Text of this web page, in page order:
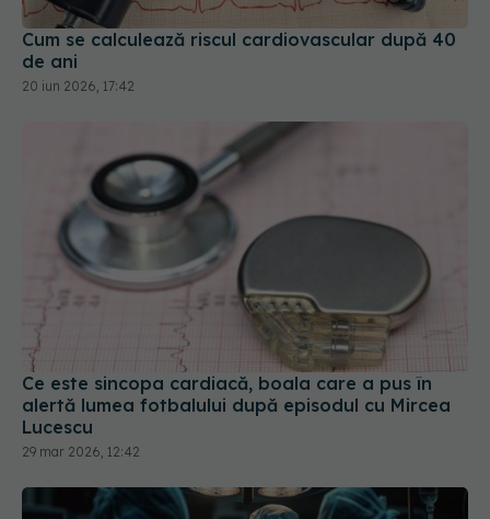
Cum se calculează riscul cardiovascular după 40
de ani
20 iun 2026, 17:42
Ce este sincopa cardiacă, boala care a pus în
alertă lumea fotbalului după episodul cu Mircea
Lucescu
29 mar 2026, 12:42